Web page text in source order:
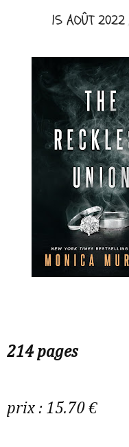
15 AOÛT 2022
214 pages
prix : 15.70 €